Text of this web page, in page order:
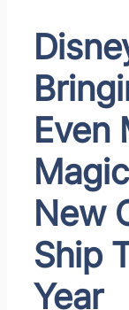
Even
New
Ship
Year